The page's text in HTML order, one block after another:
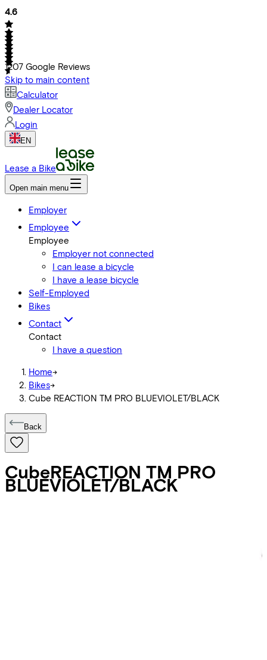
4.6
1207 Google Reviews
Skip to main content
Calculator
Dealer Locator
Login
EN
Lease a Bike
Open main menu
Employer
Employee
Employee
Employer not connected
I can lease a bicycle
I have a lease bicycle
Self-Employed
Bikes
Contact
Contact
I have a question
Home->
Bikes->
Cube REACTION TM PRO BLUEVIOLET/BLACK
Back
CubeREACTION TM PRO
BLUEVIOLET/BLACK